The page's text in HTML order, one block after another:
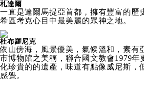
札達爾
一直是達爾馬提亞首都，擁有豐富的歷
希區考克心目中最美麗的眾神之地。
杜布羅尼克
依山傍海，風景優美，氣候溫和，素有
市博物館之美稱，聯合國文教會1979年
化珍貴的的遺產，味道有點像威尼斯，
感覺。